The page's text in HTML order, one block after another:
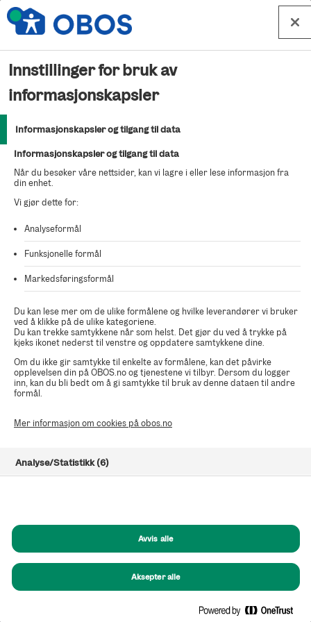
Hopp til innhold
Boligen er solgt
Denne boligen er dessverre solgt, men vi har flere boliger til
salgs – mange er innflyttingsklare allerede nå.
Se alle nye boliger til salgs
Innstillinger for bruk av
informasjonskapsler
Informasjonskapsler og tilgang til data
Informasjonskapsler og tilgang til data
Når du besøker våre nettsider, kan vi lagre i eller lese informasjon fra
din enhet.
Vi gjør dette for:
Analyseformål
Funksjonelle formål
Markedsføringsformål
Du kan lese mer om de ulike formålene og hvilke leverandører vi bruker
ved å klikke på de ulike kategoriene.
Du kan trekke samtykkene når som helst. Det gjør du ved å trykke på
kjeks ikonet nederst til venstre og oppdatere samtykkene dine.
Om du ikke gir samtykke til enkelte av formålene, kan det påvirke
opplevelsen din på OBOS.no og tjenestene vi tilbyr. Dersom du logger
inn, kan du bli bedt om å gi samtykke til bruk av denne dataen til andre
formål.
Mer informasjon om cookies på obos.no
Analyse/Statistikk (6)
Funksjonelle (8)
Helt nødvendige (1)
Avvis alle
Aksepter alle